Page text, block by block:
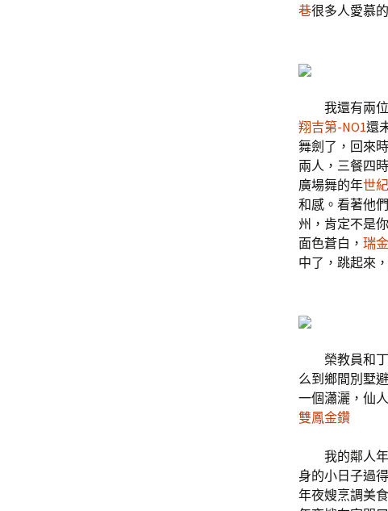
巷很多人愛慕
我還有兩位
翔吉第-NO1還
舞劍了，回來
兩人，三餐四
廣場舞的年世
和感。看著他
州，肯定不是
面色蒼白， 瑞
中了，跳起來
榮教員和丁
么到鄉間別墅
一個瀟灑，仙
雙鳳金鑽
我的鄰人年
身的小日子過
年夜嫂烹調美